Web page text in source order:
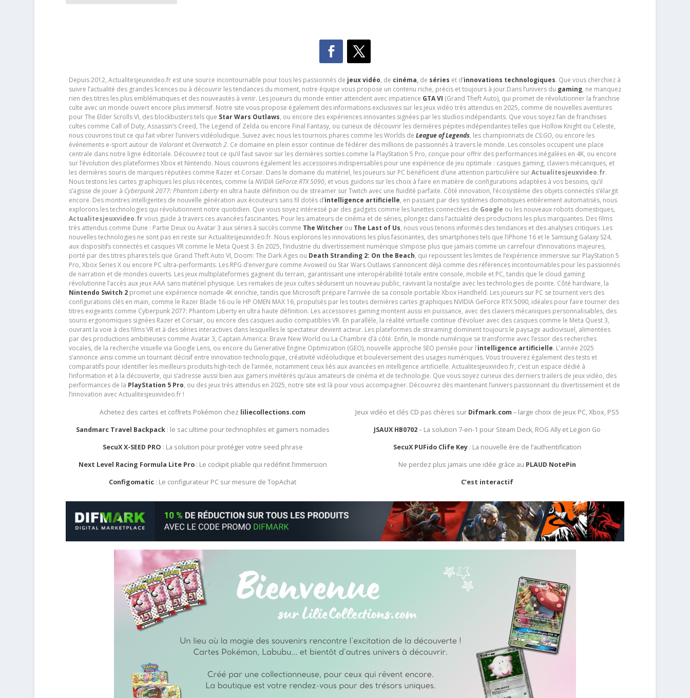
Depuis 2012, Actualitesjeuxvideo.fr est une source incontournable pour tous les passionnés de jeux vidéo, de cinéma,de séries et d’innovations technologiques. Que vous cherchiez à
suivre l’actualité des grandes licences ou à découvrir les tendances du moment, notre équipe vous propose un contenu riche, précis et toujours à jour.Dans l’univers du gaming, ne manquez
rien des titres les plus emblématiques et des nouveautés à venir. Les joueurs du monde entier attendent avec impatience GTA VI (Grand Theft Auto), qui promet de révolutionner la franchise
culte avec un monde ouvert encore plus immersif. Notre site vous propose également des informations exclusives sur les jeux vidéo très attendus en 2025, comme de nouvelles aventures
pour The Elder Scrolls VI, des blockbusters tels que Star Wars Outlaws, ou encore des expériences innovantes signées par les studios indépendants. Que vous soyez fan de franchises
cultes comme Call of Duty, Assassin’s Creed, The Legend of Zelda ou encore Final Fantasy, ou curieux de découvrir les dernières pépites indépendantes telles que Hollow Knight ou Celeste,
nous couvrons tout ce qui fait vibrer l’univers vidéoludique. Suivez avec nous les tournois phares comme les Worlds de League of Legends, les championnats de CS:GO, ou encore les
événements e-sport autour de Valorantet Overwatch 2. Ce domaine en plein essor continue de fédérer des millions de passionnés à travers le monde. Les consoles occupent une place
centrale dans notre ligne éditoriale. Découvrez tout ce qu’il faut savoir sur les dernières sorties comme la PlayStation 5 Pro, conçue pour offrir des performances inégalées en 4K, ou encore
sur l’évolution des plateformes Xbox et Nintendo. Nous couvrons également les accessoires indispensables pour une expérience de jeu optimale : casques gaming, claviers mécaniques, et
les dernières souris de marques réputées comme Razer et Corsair. Dans le domaine du matériel, les joueurs sur PC bénéficient d’une attention particulière surActualitesjeuxvideo.fr.
Nous testons les cartes graphiques les plus récentes, comme la NVIDIA GeForce RTX 5090, et vous guidons sur les choix à faire en matière de configurations adaptées à vos besoins, qu’il
s’agisse de jouer à Cyberpunk 2077: Phantom Libertyen ultra haute définition ou de streamer sur Twitch avec une fluidité parfaite. Côté innovation, l’écosystème des objets connectés s’élargit
encore. Des montres intelligentes de nouvelle génération aux écouteurs sans fil dotés d’intelligence artificielle, en passant par des systèmes domotiques entièrement automatisés, nous
explorons les technologies qui révolutionnent notre quotidien. Que vous soyez intéressé par des gadgets comme les lunettes connectées de Google ou les nouveaux robots domestiques,
Actualitesjeuxvideo.frvous guide à travers ces avancées fascinantes. Pour les amateurs de cinéma et de séries, plongez dans l’actualité des productions les plus marquantes. Des films
très attendus comme Dune : Partie Deux ou Avatar 3 aux séries à succès comme The Witcherou The Last of Us, nous vous tenons informés des tendances et des analyses critiques .Les
nouvelles technologies ne sont pas en reste sur Actualitesjeuxvideo.fr. Nous explorons les innovations les plus fascinantes, des smartphones tels que l’iPhone 16 et le Samsung Galaxy S24,
aux dispositifs connectés et casques VR comme le Meta Quest 3. En 2025, l’industrie du divertissement numérique s’impose plus que jamais comme un carrefour d’innovations majeures,
porté par des titres phares tels que Grand Theft Auto VI, Doom: The Dark Ages ou Death Stranding 2: On the Beach, qui repoussent les limites de l’expérience immersive sur PlayStation 5
Pro, Xbox Series X ou encore PC ultra-performants. Les RPG d’envergure comme Avowed ou Star Wars Outlaws s’annoncent déjà comme des références incontournables pour les passionnés
de narration et de mondes ouverts. Les jeux multiplateformes gagnent du terrain, garantissant une interopérabilité totale entre console, mobile et PC, tandis que le cloud gaming
révolutionne l’accès aux jeux AAA sans matériel physique. Les remakes de jeux cultes séduisent un nouveau public, ravivant la nostalgie avec les technologies de pointe. Côté hardware, la
Nintendo Switch 2promet une expérience nomade 4K enrichie, tandis que Microsoft prépare l’arrivée de sa console portable Xbox Handheld. Les joueurs sur PC se tournent vers des
configurations clés en main, comme le Razer Blade 16 ou le HP OMEN MAX 16, propulsés par les toutes dernières cartes graphiques NVIDIA GeForce RTX 5090, idéales pour faire tourner des
titres exigeants comme Cyberpunk 2077: Phantom Liberty en ultra haute définition. Les accessoires gaming montent aussi en puissance, avec des claviers mécaniques personnalisables, des
souris ergonomiques signées Razer et Corsair, ou encore des casques audio compatibles VR. En parallèle, la réalité virtuelle continue d’évoluer avec des casques comme le Meta Quest 3,
ouvrant la voie à des films VR et à des séries interactives dans lesquelles le spectateur devient acteur. Les plateformes de streaming dominent toujours le paysage audiovisuel, alimentées
par des productions ambitieuses comme Avatar 3, Captain America: Brave New World ou La Chambre d’à côté. Enfin, le monde numérique se transforme avec l’essor des recherches
vocales, de la recherche visuelle via Google Lens, ou encore du Generative Engine Optimization (GEO), nouvelle approche SEO pensée pour l’intelligence artificielle. L’année 2025
s’annonce ainsi comme un tournant décisif entre innovation technologique, créativité vidéoludique et bouleversement des usages numériques. Vous trouverez également des tests et
comparatifs pour identifier les meilleurs produits high-tech de l’année, notamment ceux liés aux avancées en intelligence artificielle. Actualitesjeuxvideo.fr, c’est un espace dédié à
l’information et à la découverte, qui s’adresse aussi bien aux gamers invétérés qu’aux amateurs de cinéma et de technologie. Que vous soyez curieux des derniers trailers de jeux vidéo, des
performances de la PlayStation 5 Pro, ou des jeux très attendus en 2025, notre site est là pour vous accompagner. Découvrez dès maintenant l’univers passionnant du divertissement et de
l’innovation avec Actualitesjeuxvideo.fr !
Achetez des cartes et coffrets Pokémon chez liliecollections.com
Sandmarc Travel Backpack: le sac ultime pour technophiles et gamers nomades
SecuX X-SEED PRO : La solution pour protéger votre seed phrase
Next Level Racing Formula Lite Pro: Le cockpit pliable qui redéfinit l’immersion
Configomatic : Le configurateur PC sur mesure de TopAchat
Jeux vidéo et clés CD pas chères sur Difmark.com – large choix de jeux PC, Xbox, PS5
JSAUX HB0702– La solution 7-en-1 pour Steam Deck, ROG Ally et Legion Go
SecuX PUFido Clife Key : La nouvelle ère de l’authentification
Ne perdez plus jamais une idée grâce au PLAUD NotePin
C’est interactif